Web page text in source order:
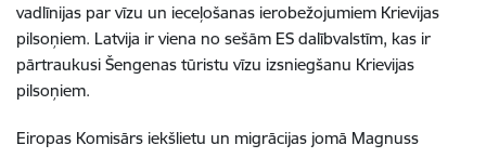
vadlīnijas par vīzu un ieceļošanas ierobežojumiem Krievijas
pilsoņiem. Latvija ir viena no sešām ES dalībvalstīm, kas ir
pārtraukusi Šengenas tūristu vīzu izsniegšanu Krievijas
pilsoņiem.
Eiropas Komisārs iekšlietu un migrācijas jomā Magnuss